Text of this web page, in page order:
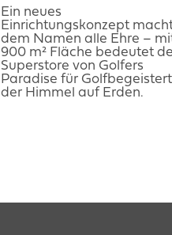
Ein neues
Einrichtungskonzept
dem Namen alle Ehre –
900 m² Fläche bedeutet
Superstore von Golfers
Paradise für
der Himmel auf Erden.